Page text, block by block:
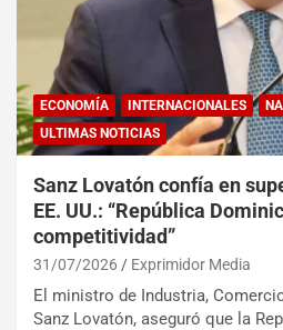
ECONOMÍA INTERNACIONALES
ULTIMAS NOTICIAS
Sanz Lovatón confía en
EE. UU.: “República
competitividad”
31/07/2026 Exprimidor Media
El ministro de Industria,
Sanz Lovatón, aseguró que la